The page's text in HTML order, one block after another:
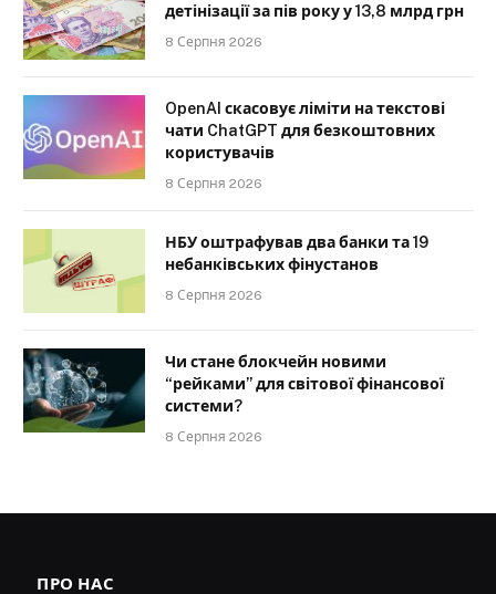
детінізації за пів року у 13,8 млрд грн
8 Серпня 2026
OpenAI скасовує ліміти на текстові
чати ChatGPT для безкоштовних
користувачів
8 Серпня 2026
НБУ оштрафував два банки та 19
небанківських фінустанов
8 Серпня 2026
Чи стане блокчейн новими
“рейками” для світової фінансової
системи?
8 Серпня 2026
ПРО НАС